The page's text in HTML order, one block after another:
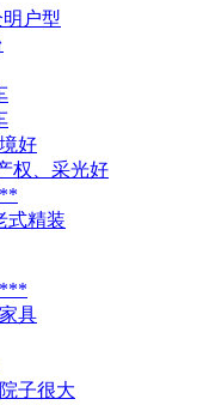
户型
好
权、采光好
式精装
具
子很大